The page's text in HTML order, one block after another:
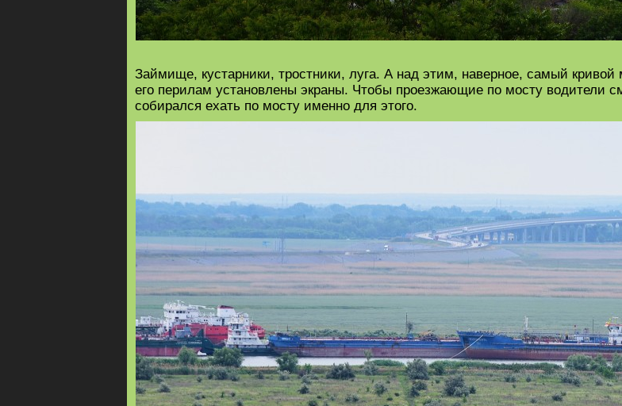
Займище, кустарники, тростники, луга. А над этим, наверное, самый
его перилам установлены экраны. Чтобы проезжающие по мосту водители
собирался ехать по мосту именно для этого.